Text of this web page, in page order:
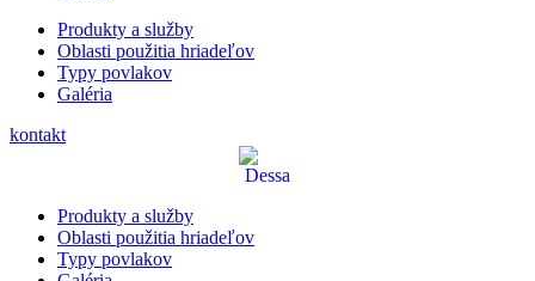
Produkty a služby
Oblasti použitia hriadeľov
Typy povlakov
Galéria
kontakt
Produkty a služby
Oblasti použitia hriadeľov
Typy povlakov